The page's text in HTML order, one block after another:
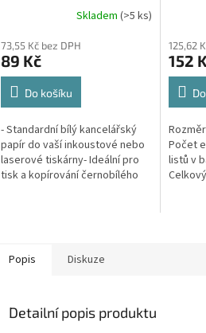
Skladem (>5 ks)
73,55 Kč bez DPH
89 Kč
Do košíku
- Standardní bílý kancelářský
papír do vaší inkoustové nebo
laserové tiskárny- Ideální pro
tisk a kopírování černobílého
listů v
125,62
152
Počet
listů v
Popis Diskuze
Detailní popis produktu